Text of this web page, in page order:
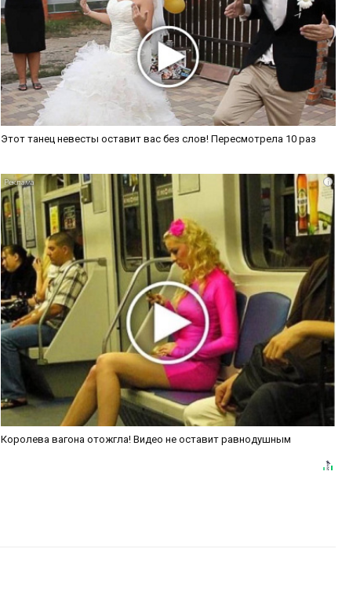
Этот танец невесты оставит вас без слов! Пересмотрела 10 раз
i
Королева вагона отожгла! Видео не оставит равнодушным